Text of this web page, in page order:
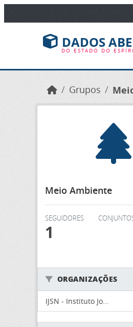
Ir para o conteúdo principal
DADOS
DO ESTADO DO
Grupos
Meio Ambiente
SEGUIDORES
1
ORGANIZAÇÕES
IJSN - Instituto Jo...